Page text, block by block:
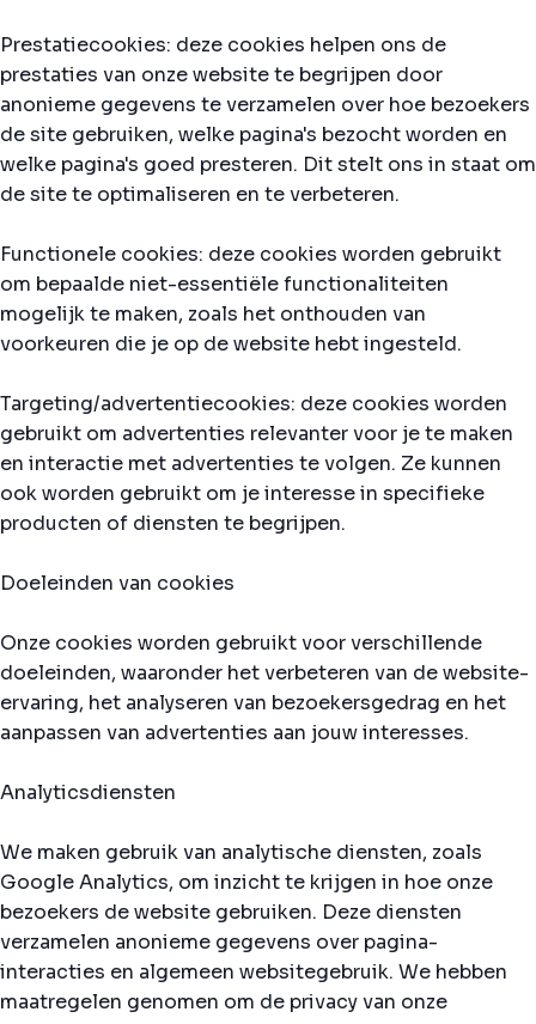
Prestatiecookies: deze cookies helpen ons de
prestaties van onze website te begrijpen door
anonieme gegevens te verzamelen over hoe bezoekers
de site gebruiken, welke pagina's bezocht worden en
welke pagina's goed presteren. Dit stelt ons in staat om
de site te optimaliseren en te verbeteren.
Functionele cookies: deze cookies worden gebruikt
om bepaalde niet-essentiële functionaliteiten
mogelijk te maken, zoals het onthouden van
voorkeuren die je op de website hebt ingesteld.
Targeting/advertentiecookies: deze cookies worden
gebruikt om advertenties relevanter voor je te maken
en interactie met advertenties te volgen. Ze kunnen
ook worden gebruikt om je interesse in specifieke
producten of diensten te begrijpen.
Doeleinden van cookies
Onze cookies worden gebruikt voor verschillende
doeleinden, waaronder het verbeteren van de website-
ervaring, het analyseren van bezoekersgedrag en het
aanpassen van advertenties aan jouw interesses.
Analyticsdiensten
We maken gebruik van analytische diensten, zoals
Google Analytics, om inzicht te krijgen in hoe onze
bezoekers de website gebruiken. Deze diensten
verzamelen anonieme gegevens over pagina-
interacties en algemeen websitegebruik. We hebben
maatregelen genomen om de privacy van onze